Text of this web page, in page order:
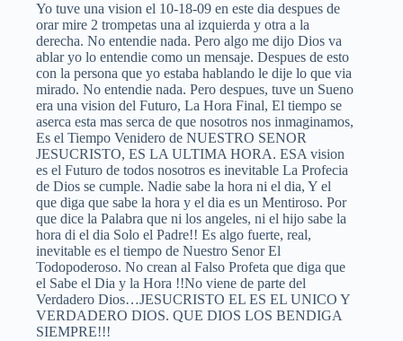
Yo tuve una vision el 10-18-09 en este dia despues de
orar mire 2 trompetas una al izquierda y otra a la
derecha. No entendie nada. Pero algo me dijo Dios va
ablar yo lo entendie como un mensaje. Despues de esto
con la persona que yo estaba hablando le dije lo que via
mirado. No entendie nada. Pero despues, tuve un Sueno
era una vision del Futuro, La Hora Final, El tiempo se
aserca esta mas serca de que nosotros nos inmaginamos,
Es el Tiempo Venidero de NUESTRO SENOR
JESUCRISTO, ES LA ULTIMA HORA. ESA vision
es el Futuro de todos nosotros es inevitable La Profecia
de Dios se cumple. Nadie sabe la hora ni el dia, Y el
que diga que sabe la hora y el dia es un Mentiroso. Por
que dice la Palabra que ni los angeles, ni el hijo sabe la
hora di el dia Solo el Padre!! Es algo fuerte, real,
inevitable es el tiempo de Nuestro Senor El
Todopoderoso. No crean al Falso Profeta que diga que
el Sabe el Dia y la Hora !!No viene de parte del
Verdadero Dios…JESUCRISTO EL ES EL UNICO Y
VERDADERO DIOS. QUE DIOS LOS BENDIGA
SIEMPRE!!!